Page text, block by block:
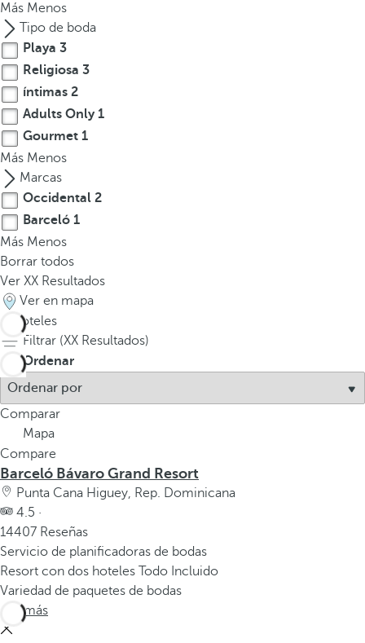
Más Menos
Tipo de boda
Playa 3
Religiosa 3
íntimas 2
Adults Only1
Gourmet 1
Más Menos
Marcas
Occidental 2
Barceló 1
Más Menos
Borrar todos
Ver XX Resultados
Ver en mapa
hoteles
Filtrar (XX Resultados)
Ordenar
Comparar
Mapa
Compare
Barceló Bávaro Grand Resort
Punta Cana Higuey, Rep. Dominicana
4.5 ·
14407 Reseñas
Servicio de planificadoras de bodas
Resort con dos hoteles Todo Incluido
Variedad de paquetes de bodas
Ver más